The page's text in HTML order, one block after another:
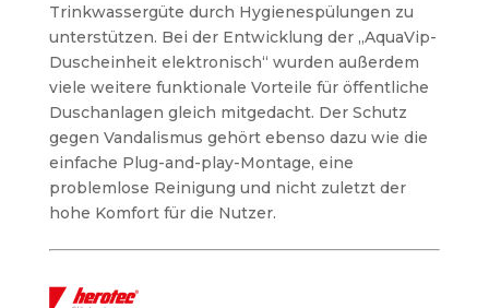
Trinkwassergüte durch Hygienespülungen zu
unterstützen. Bei der Entwicklung der „AquaVip-
Duscheinheit elektronisch“ wurden außerdem
viele weitere funktionale Vorteile für öffentliche
Duschanlagen gleich mitgedacht. Der Schutz
gegen Vandalismus gehört ebenso dazu wie die
einfache Plug-and-play-Montage, eine
problemlose Reinigung und nicht zuletzt der
hohe Komfort für die Nutzer.